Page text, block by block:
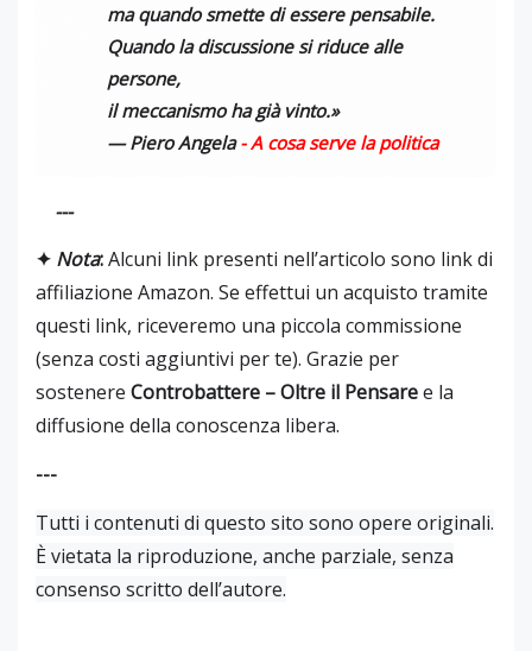
ma quando smette di essere pensabile.
Quando la discussione si riduce alle
persone,
il meccanismo ha già vinto.»
—Piero Angela- A cosa serve la politica
---
✦ Nota:Alcuni link presenti nell’articolo sono link di
affiliazione Amazon. Se effettui un acquisto tramite
questi link, riceveremo una piccola commissione
(senza costi aggiuntivi per te). Grazie per
sostenere Controbattere – Oltre il Pensaree la
diffusione della conoscenza libera.
---
Tutti i contenuti di questo sito sono opere originali.
È vietata la riproduzione, anche parziale, senza
consenso scritto dell’autore.